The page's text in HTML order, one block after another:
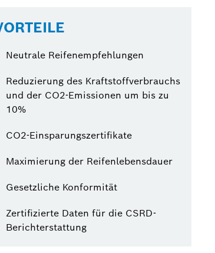
Neutrale Reifenempfehlungen
Reduzierung des Kraftstoffverbrauchs
und der CO2-Emissionen um bis zu
10%
CO2-Einsparungszertifikate
Maximierung der Reifenlebensdauer
Gesetzliche Konformität
Zertifizierte Daten für die CSRD-
Berichterstattung